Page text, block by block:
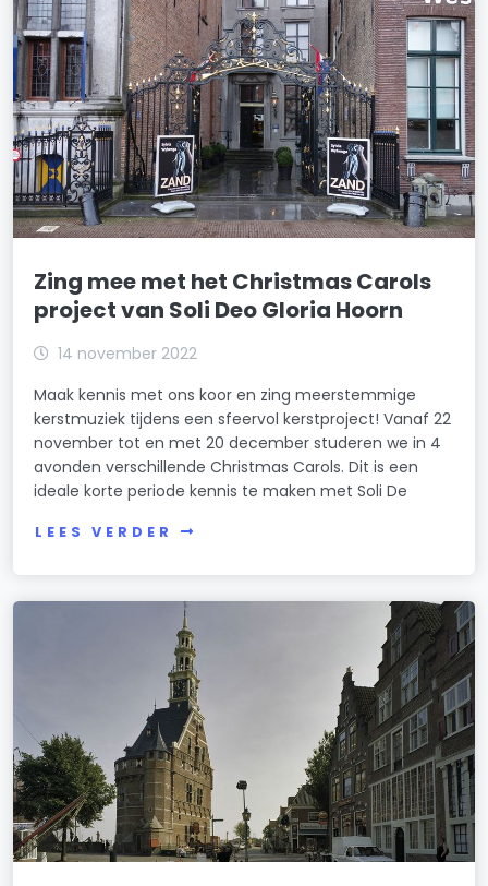
Zing mee met het Christmas Carols
project van Soli Deo Gloria Hoorn
14 november 2022
Maak kennis met ons koor en zing meerstemmige
kerstmuziek tijdens een sfeervol kerstproject! Vanaf 22
november tot en met 20 december studeren we in 4
avonden verschillende Christmas Carols. Dit is een
ideale korte periode kennis te maken met Soli De
LEES VERDER